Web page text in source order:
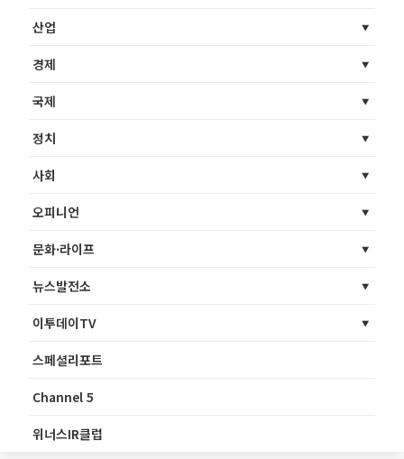
산업
경제
국제
정치
사회
오피니언
문화·라이프
뉴스발전소
이투데이TV
스페셜리포트
Channel 5
위너스IR클럽